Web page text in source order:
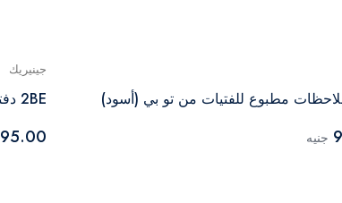
مطبوع للفتيات من تو بي (أسود)
جنيه
جينيريك
2BE دفتر جديد يونيكورن (أسود)
95.00